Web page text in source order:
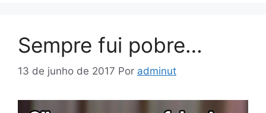
Sempre fui pobre…
13 de junho de 2017 Por adminut